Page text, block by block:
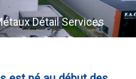
Détail Services